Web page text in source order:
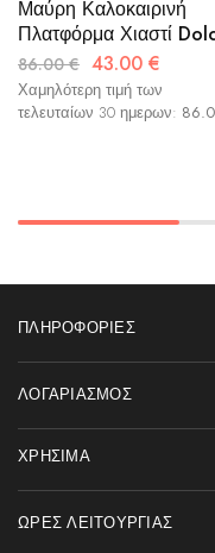
Μαύρη Καλοκαιρινή
Πλατφόρμα Χιαστί
86.00€ 43.00 €
Χαμηλότερη τιμή των
τελευταίων 30 ημερων:
ΠΛΗΡΟΦΟΡΊΕΣ
ΛΟΓΑΡΙΑΣΜΌΣ
ΧΡΉΣΙΜΑ
ΏΡΕΣ ΛΕΙΤΟΥΡΓΊΑΣ